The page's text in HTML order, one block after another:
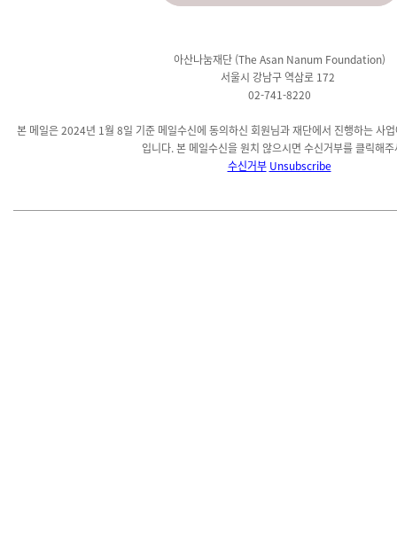
아산나눔재단 (The Asan Nanum Foundation)
서울시 강남구 역삼로 172
02-741-8220
본 메일은 2024년 1월 8일 기준 메일수신에 동의하신 회원님과 재단에서 진행하는 사
입니다. 본 메일수신을 원치 않으시면 수신거부를 클릭해
수신거부 Unsubscribe